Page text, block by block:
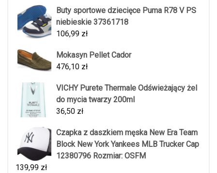
Buty sportowe dziecięce Puma R78 V PS
niebieskie 37361718
106,99 zł
Mokasyn Pellet Cador
476,10 zł
VICHY Purete Thermale Odświeżający żel
do mycia twarzy 200ml
36,50 zł
Czapka z daszkiem męska New Era Team
Block New York Yankees MLB Trucker Cap
12380796 Rozmiar: OSFM
139,99 zł